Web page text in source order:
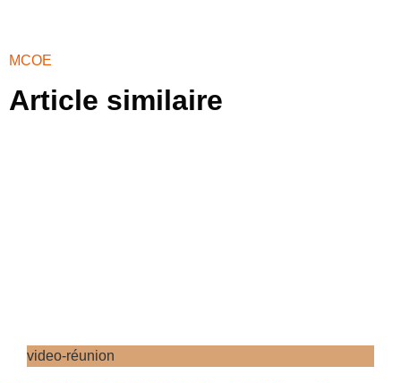
MCOE
Article similaire​
video-réunion